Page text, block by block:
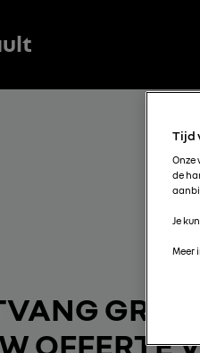
GRATIS
OFFERTE
Tijd
Onze
de
Je
Meer